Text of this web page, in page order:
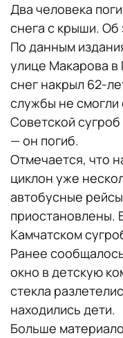
Два человека
снега с крыши. Об
По данным
улице Макарова
снег накрыл 62-
службы не смогли
Советской
— он погиб.
Отмечается, что
циклон уже
автобусные
приостановлены.
Камчатском
Ранее
окно в детскую
стекла
находились дети.
Больше